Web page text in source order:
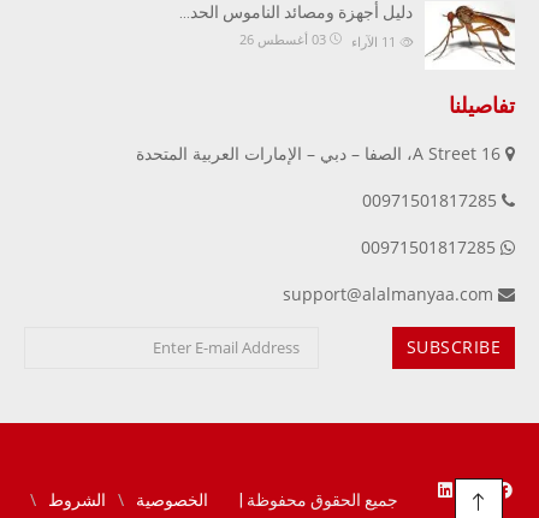
دليل أجهزة ومصائد الناموس الحد…
03 أغسطس 26 الآراء
تفاصيلنا
جميع الحقوق محفوظة | الخصوصية الشروط